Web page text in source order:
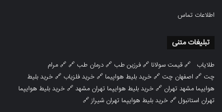
اطلاعات تماس
تبلیغات متنی
طلایاب 🔗قیمت سولانا 🔗فرزین طب 🔗درمان طب 🔗 🔗مرام
چت 🔗 اصفهان چت 🔗خرید بلیط هواپیما 🔗خرید فلزیاب 🔗خرید بلیط
هوایپما مشهد تهران 🔗خرید بلیط هوایپما تهران مشهد🔗خرید بلیط هوایپما
تهران استانبول🔗خرید بلیط هوایپما تهران شیراز🔗